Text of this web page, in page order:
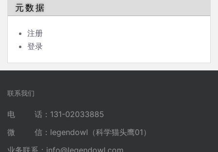
元数据
注册
登录
联系我们
电 话：131-02033885
微 信：legendowl（科学猫头鹰01）
业务联系： info@legendowl.com